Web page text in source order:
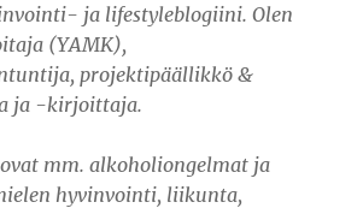
ja lifestyleblogiini. Olen
(YAMK),
projektipäällikkö &
ja -kirjoittaja.
mm. alkoholiongelmat ja
hyvinvointi, liikunta,